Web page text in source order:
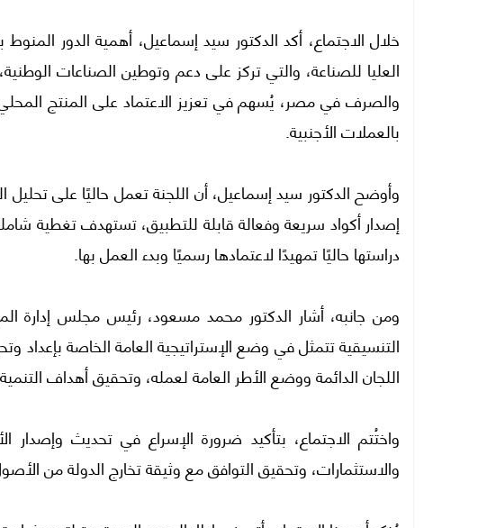
خلال الاجتماع، أكد الدكتور سيد إسماعيل، أهمية الدور
العليا للصناعة، والتي تركز على دعم وتوطين الصناعات
والصرف في مصر، يُسهم في تعزيز الاعتماد على المنتج
بالعملات الأجنبية.
وأوضح الدكتور سيد إسماعيل، أن اللجنة تعمل حاليًا على
إصدار أكواد سريعة وفعالة قابلة للتطبيق، تستهدف تغطية
دراستها حاليًا تمهيدًا لاعتمادها رسميًا وبدء العمل بها.
ومن جانبه، أشار الدكتور محمد مسعود، رئيس مجلس إدارة
التنسيقية تتمثل في وضع الإستراتيجية العامة الخاصة
اللجان الدائمة ووضع الأطر العامة لعمله، وتحقيق أهداف
واختُتم الاجتماع، بتأكيد ضرورة الإسراع في تحديث وإصدار
والاستثمارات، وتحقيق التوافق مع وثيقة تخارج الدولة من